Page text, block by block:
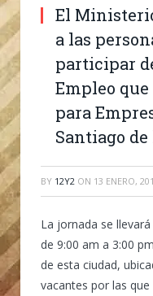
El
a las
participar
Empleo
para
Santiago de
BY 12Y2 ON 13 ENERO,
La jornada se
de 9:00 am a 3:00
de esta ciudad,
vacantes por las